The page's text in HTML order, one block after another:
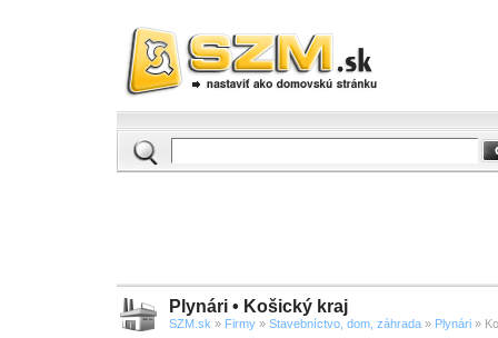
Plynári • Košický kraj
SZM.sk » Firmy » Stavebníctvo, dom, záhrada » Plynári »